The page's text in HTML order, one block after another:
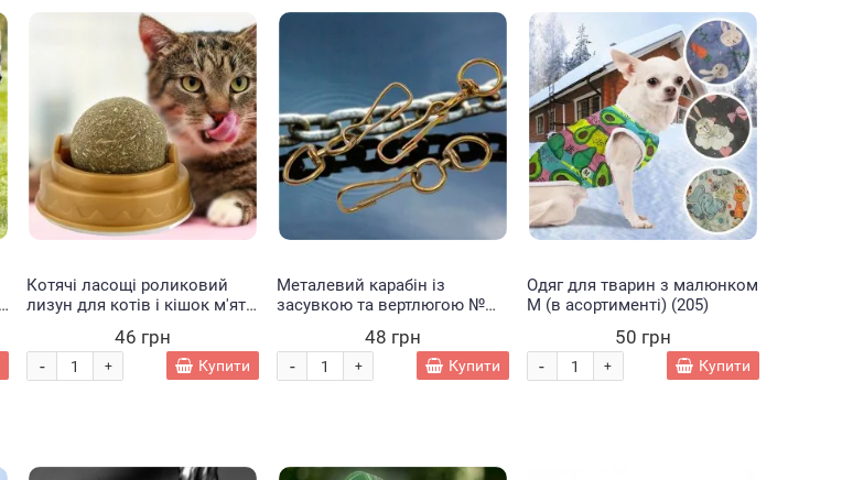
Котячі ласощі роликовий
лизун для котів і кішок м'ята
46 грн
+
- Купити
Металевий карабін із
засувкою та вертлюгою №
48 грн
+
- Купити
Одяг для тварин з малюнком
M (в асортименті) (205)
50 грн
+
- Купити